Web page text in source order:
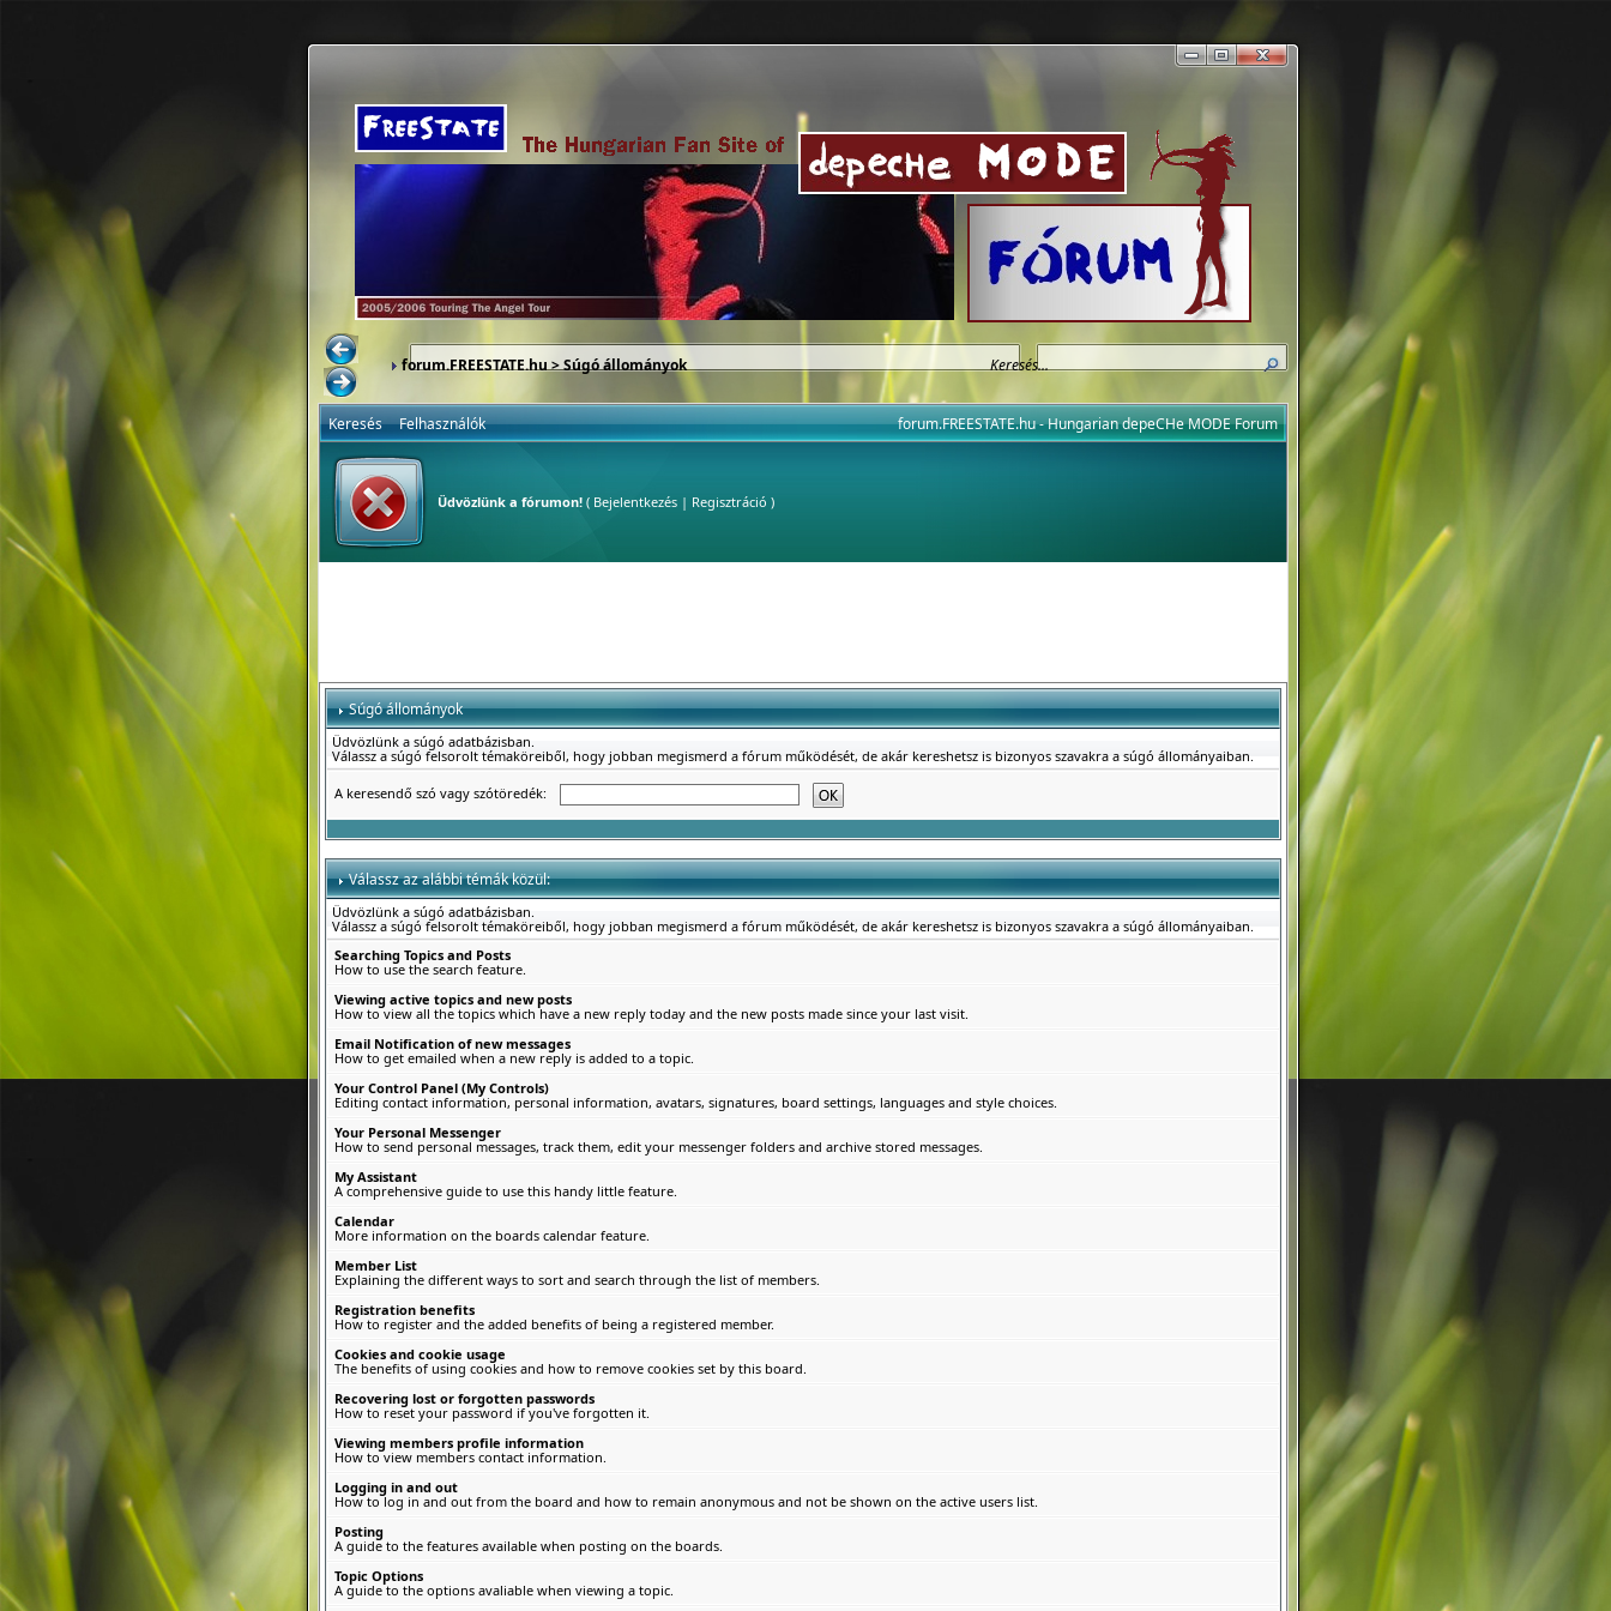
forum.FREESTATE.hu> Súgó állományok
forum.FREESTATE.hu - Hungarian depeCHe MODE Forum
Keresés Felhasználók
Üdvözlünk a fórumon!( Bejelentkezés| Regisztráció )
Súgó állományok
Üdvözlünk a súgó adatbázisban.
Válassz a súgó felsorolt témaköreiből, hogy jobban megismerd a fórum működését, de akár kereshetsz is bizonyos szavakra a súgó állományaiban.
A keresendő szó vagy szótöredék:
Válassz az alábbi témák közül:
Üdvözlünk a súgó adatbázisban.
Válassz a súgó felsorolt témaköreiből, hogy jobban megismerd a fórum működését, de akár kereshetsz is bizonyos szavakra a súgó állományaiban.
Searching Topics and Posts
How to use the search feature.
Viewing active topics and new posts
How to view all the topics which have a new reply today and the new posts made since your last visit.
Email Notification of new messages
How to get emailed when a new reply is added to a topic.
Your Control Panel (My Controls)
Editing contact information, personal information, avatars, signatures, board settings, languages and style choices.
Your Personal Messenger
How to send personal messages, track them, edit your messenger folders and archive stored messages.
My Assistant
A comprehensive guide to use this handy little feature.
Calendar
More information on the boards calendar feature.
Member List
Explaining the different ways to sort and search through the list of members.
Registration benefits
How to register and the added benefits of being a registered member.
Cookies and cookie usage
The benefits of using cookies and how to remove cookies set by this board.
Recovering lost or forgotten passwords
How to reset your password if you've forgotten it.
Viewing members profile information
How to view members contact information.
Logging in and out
How to log in and out from the board and how to remain anonymous and not be shown on the active users list.
Posting
A guide to the features available when posting on the boards.
Topic Options
A guide to the options avaliable when viewing a topic.